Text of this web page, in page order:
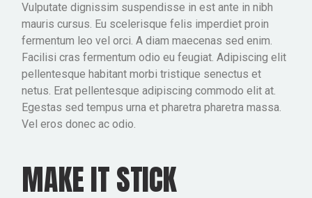
Vulputate dignissim suspendisse in est ante in nibh
mauris cursus. Eu scelerisque felis imperdiet proin
fermentum leo vel orci. A diam maecenas sed enim.
Facilisi cras fermentum odio eu feugiat. Adipiscing elit
pellentesque habitant morbi tristique senectus et
netus. Erat pellentesque adipiscing commodo elit at.
Egestas sed tempus urna et pharetra pharetra massa.
Vel eros donec ac odio.
MAKE IT STICK